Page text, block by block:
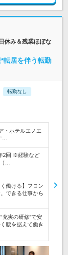
休み＆残業ほぼな
転居を伴う転勤
転勤なし
・ホテルエノエ
…
2回 ※経験など
…
働ける】フロン
できる仕事から
充実の研修”で安
腰を据えて働き